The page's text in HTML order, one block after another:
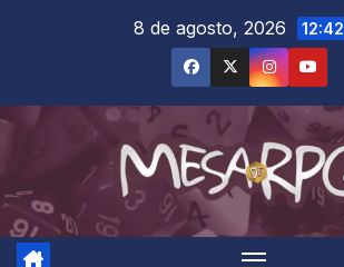
8 de agosto, 2026 12:42